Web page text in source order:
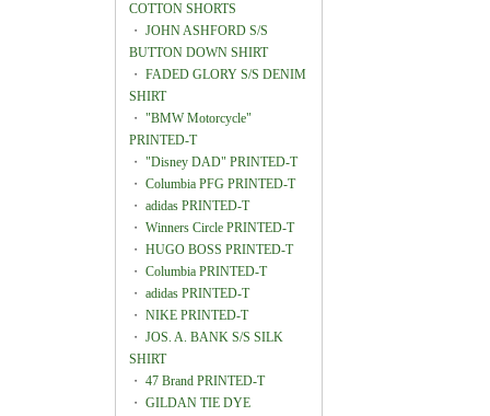
COTTON SHORTS
・ JOHN ASHFORD S/S
BUTTON DOWN SHIRT
・ FADED GLORY S/S DENIM
SHIRT
・ "BMW Motorcycle"
PRINTED-T
・ "Disney DAD" PRINTED-T
・ Columbia PFG PRINTED-T
・ adidas PRINTED-T
・ Winners Circle PRINTED-T
・ HUGO BOSS PRINTED-T
・ Columbia PRINTED-T
・ adidas PRINTED-T
・ NIKE PRINTED-T
・ JOS. A. BANK S/S SILK
SHIRT
・ 47 Brand PRINTED-T
・ GILDAN TIE DYE